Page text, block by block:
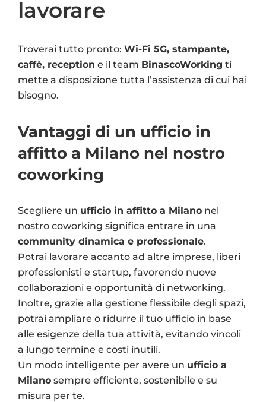
lavorare
Troverai tutto pronto: Wi-Fi 5G, stampante,
caffè, reception e il team BinascoWorking ti
mette a disposizione tutta l’assistenza di cui hai
bisogno.
Vantaggi di un ufficio in
affitto a Milano nel nostro
coworking
Scegliere un ufficio in affitto a Milano nel
nostro coworking significa entrare in una
community dinamica e professionale.
Potrai lavorare accanto ad altre imprese, liberi
professionisti e startup, favorendo nuove
collaborazioni e opportunità di networking.
Inoltre, grazie alla gestione flessibile degli spazi,
potrai ampliare o ridurre il tuo ufficio in base
alle esigenze della tua attività, evitando vincoli
a lungo termine e costi inutili.
Un modo intelligente per avere un ufficio a
Milano sempre efficiente, sostenibile e su
misura per te.